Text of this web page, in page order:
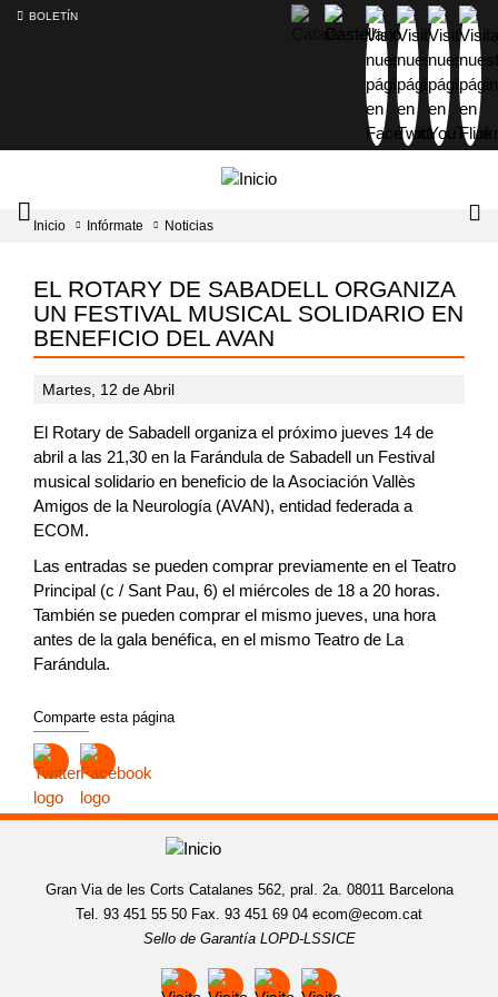
BOLETÍN
Intercambiador
del
principal
Inicio Infórmate Noticias
EL ROTARY DE SABADELL ORGANIZA
UN FESTIVAL MUSICAL SOLIDARIO EN
BENEFICIO DEL AVAN
Martes, 12 de Abril
El Rotary de Sabadell organiza el próximo jueves 14 de
abril a las 21,30 en la Farándula de Sabadell un Festival
musical solidario en beneficio de la Asociación Vallès
Amigos de la Neurología (AVAN), entidad federada a
ECOM.
Las entradas se pueden comprar previamente en el Teatro
Principal (c / Sant Pau, 6) el miércoles de 18 a 20 horas.
También se pueden comprar el mismo jueves, una hora
antes de la gala benéfica, en el mismo Teatro de La
Farándula.
Comparte esta página
Gran Via de les Corts Catalanes 562, pral. 2a. 08011 Barcelona
Tel. 93 451 55 50 Fax. 93 451 69 04 ecom@ecom.cat
Sello de Garantía LOPD-LSSICE